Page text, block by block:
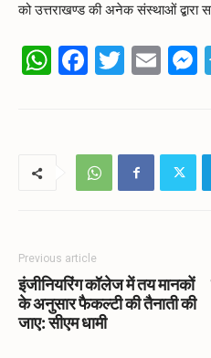
को उत्तराखण्ड की अनेक संस्थाओं द्बारा
WhatsApp
Previous article
इंजीनियरिंग कॉलेज में तय मानकों
के अनुसार फैकल्टी की तैनाती की
जाए: सीएम धामी